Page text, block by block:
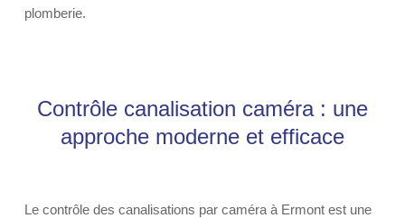
plomberie.
Contrôle canalisation caméra : une
approche moderne et efficace
Le contrôle des canalisations par caméra à Ermont est une